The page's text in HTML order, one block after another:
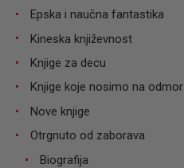
Epska i naučna fantastika
Kineska književnost
Knjige za decu
Knjige koje nosimo na odmor
Nove knjige
Otrgnuto od zaborava
Biografija